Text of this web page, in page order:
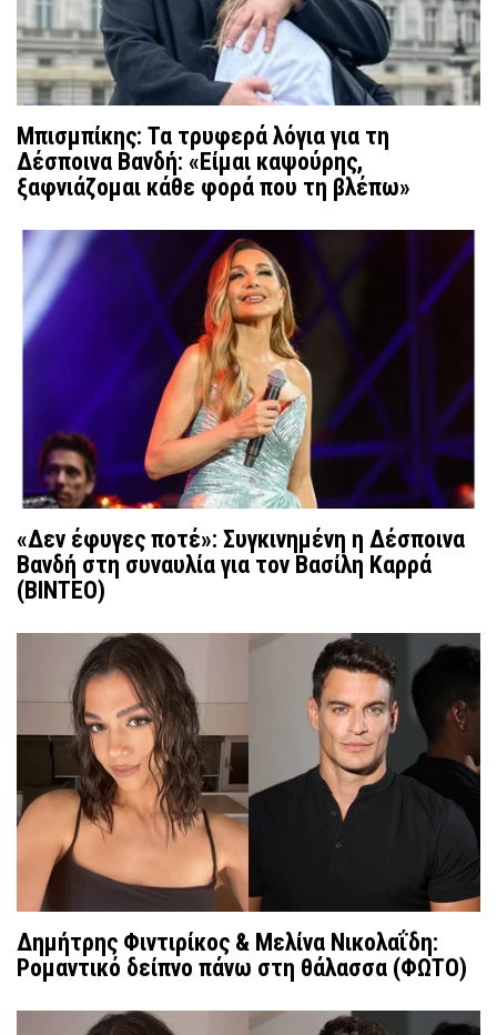
Μπισμπίκης: Τα τρυφερά λόγια για τη
Δέσποινα Βανδή: «Είμαι καψούρης,
ξαφνιάζομαι κάθε φορά που τη βλέπω»
«Δεν έφυγες ποτέ»: Συγκινημένη η Δέσποινα
Βανδή στη συναυλία για τον Βασίλη Καρρά
(ΒΙΝΤΕΟ)
Δημήτρης Φιντιρίκος & Μελίνα Νικολαΐδη:
Ρομαντικό δείπνο πάνω στη θάλασσα (ΦΩΤΟ)